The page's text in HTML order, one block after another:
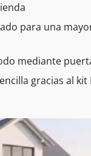
para una
mediante
gracias al